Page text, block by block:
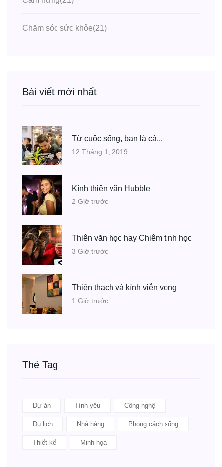
Chăm sóc sức khỏe(21)
Bài viết mới nhất
Từ cuộc sống, bạn là cá...
12 Tháng 1, 2019
Kính thiên văn Hubble
2 Giờ trước
Thiên văn học hay Chiêm tinh học
3 Giờ trước
Thiên thạch và kính viễn vọng
1 Giờ trước
Thẻ Tag
Dự án Tình yêu Công nghệ
Du lịch Nhà hàng Phong cách sống
Thiết kế Minh họa